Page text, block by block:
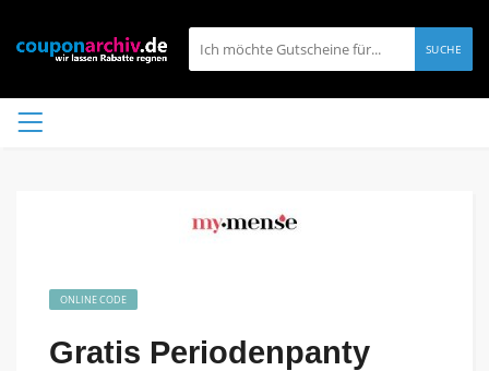
SUCHE
ONLINE CODE
Gratis Periodenpanty